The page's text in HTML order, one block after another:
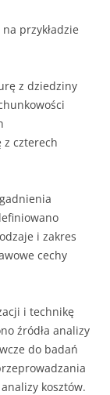
przykładzie
z dziedziny
z czterech
i zakres
cechy
i technikę
źródła analizy
do badań
kosztów.